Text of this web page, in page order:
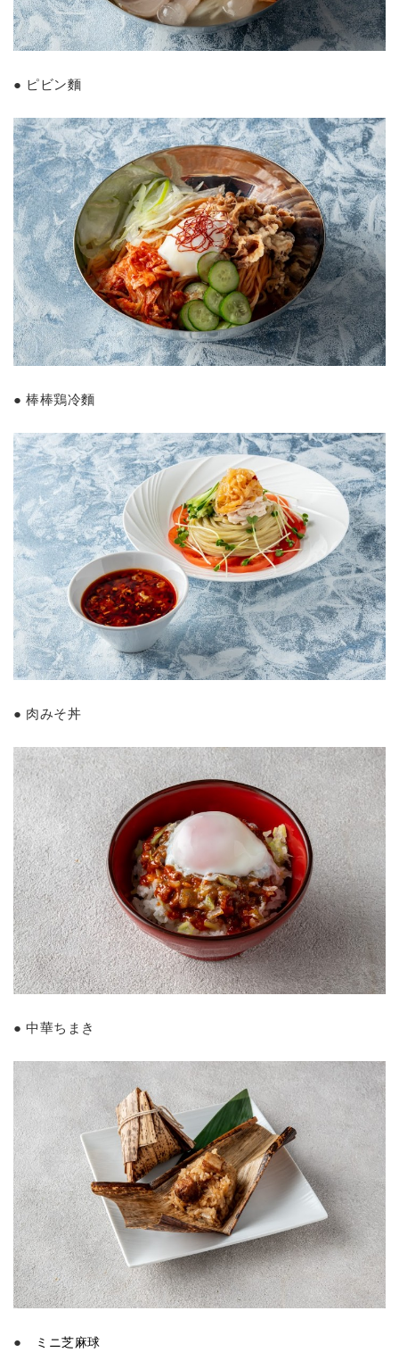
● ピビン麵
● 棒棒鶏冷麵
● 肉みそ丼
● 中華ちまき
● ミニ芝麻球